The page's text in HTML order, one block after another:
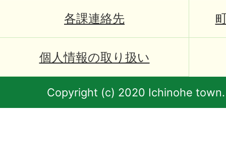
各課連絡先
個人情報の取り扱い
Copyright (c) 2020 Ichinohe